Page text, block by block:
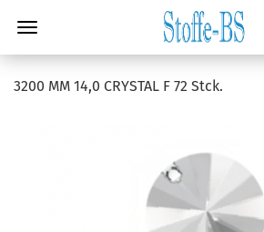
3200 MM 14,0 CRYSTAL F 72 Stck.